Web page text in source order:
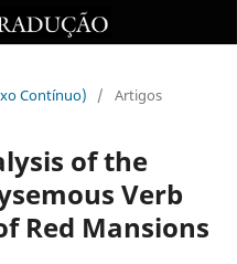
Contínuo)
/ Artigos
of the
Verb
Red Mansions